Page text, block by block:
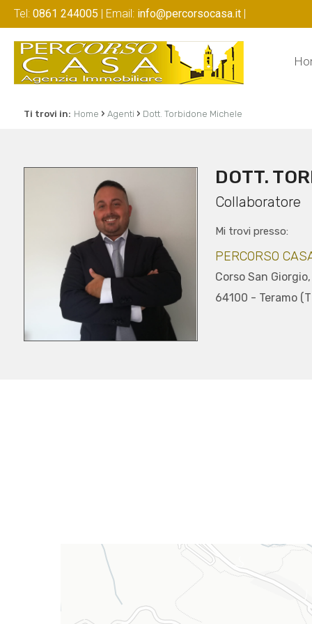
Tel: 0861 244005 | Email: info@percorsocasa.it |
Ti trovi in: Home › Agenti › Dott. Torbidone Michele
DOTT.
Collaboratore
Mi trovi presso:
PERCORSO
Corso San Giorgio,
64100 - Teramo